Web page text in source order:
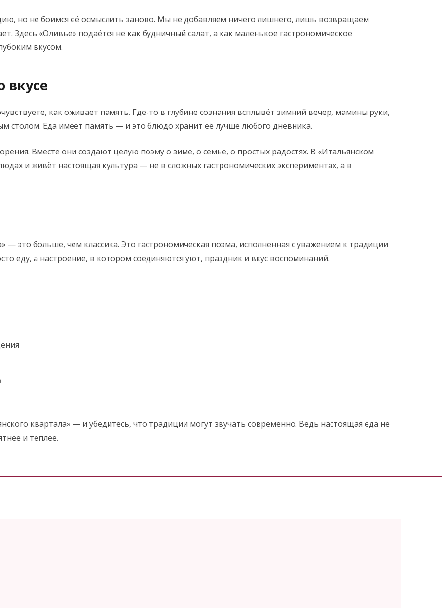
но не боимся её осмыслить заново. Мы не добавляем ничего лишнего, лишь возвращаем
Здесь «Оливье» подаётся не как будничный салат, а как маленькое гастрономическое
вкусом.
вкусе
как оживает память. Где-то в глубине сознания всплывёт зимний вечер, мамины руки,
столом. Еда имеет память — и это блюдо хранит её лучше любого дневника.
Вместе они создают целую поэму о зиме, о семье, о простых радостях. В «Итальянском
и живёт настоящая культура — не в сложных гастрономических экспериментах, а в
— это больше, чем классика. Это гастрономическая поэма, исполненная с уважением к традиции
еду, а настроение, в котором соединяются уют, праздник и вкус воспоминаний.
квартала» — и убедитесь, что традиции могут звучать современно. Ведь настоящая еда не
и теплее.